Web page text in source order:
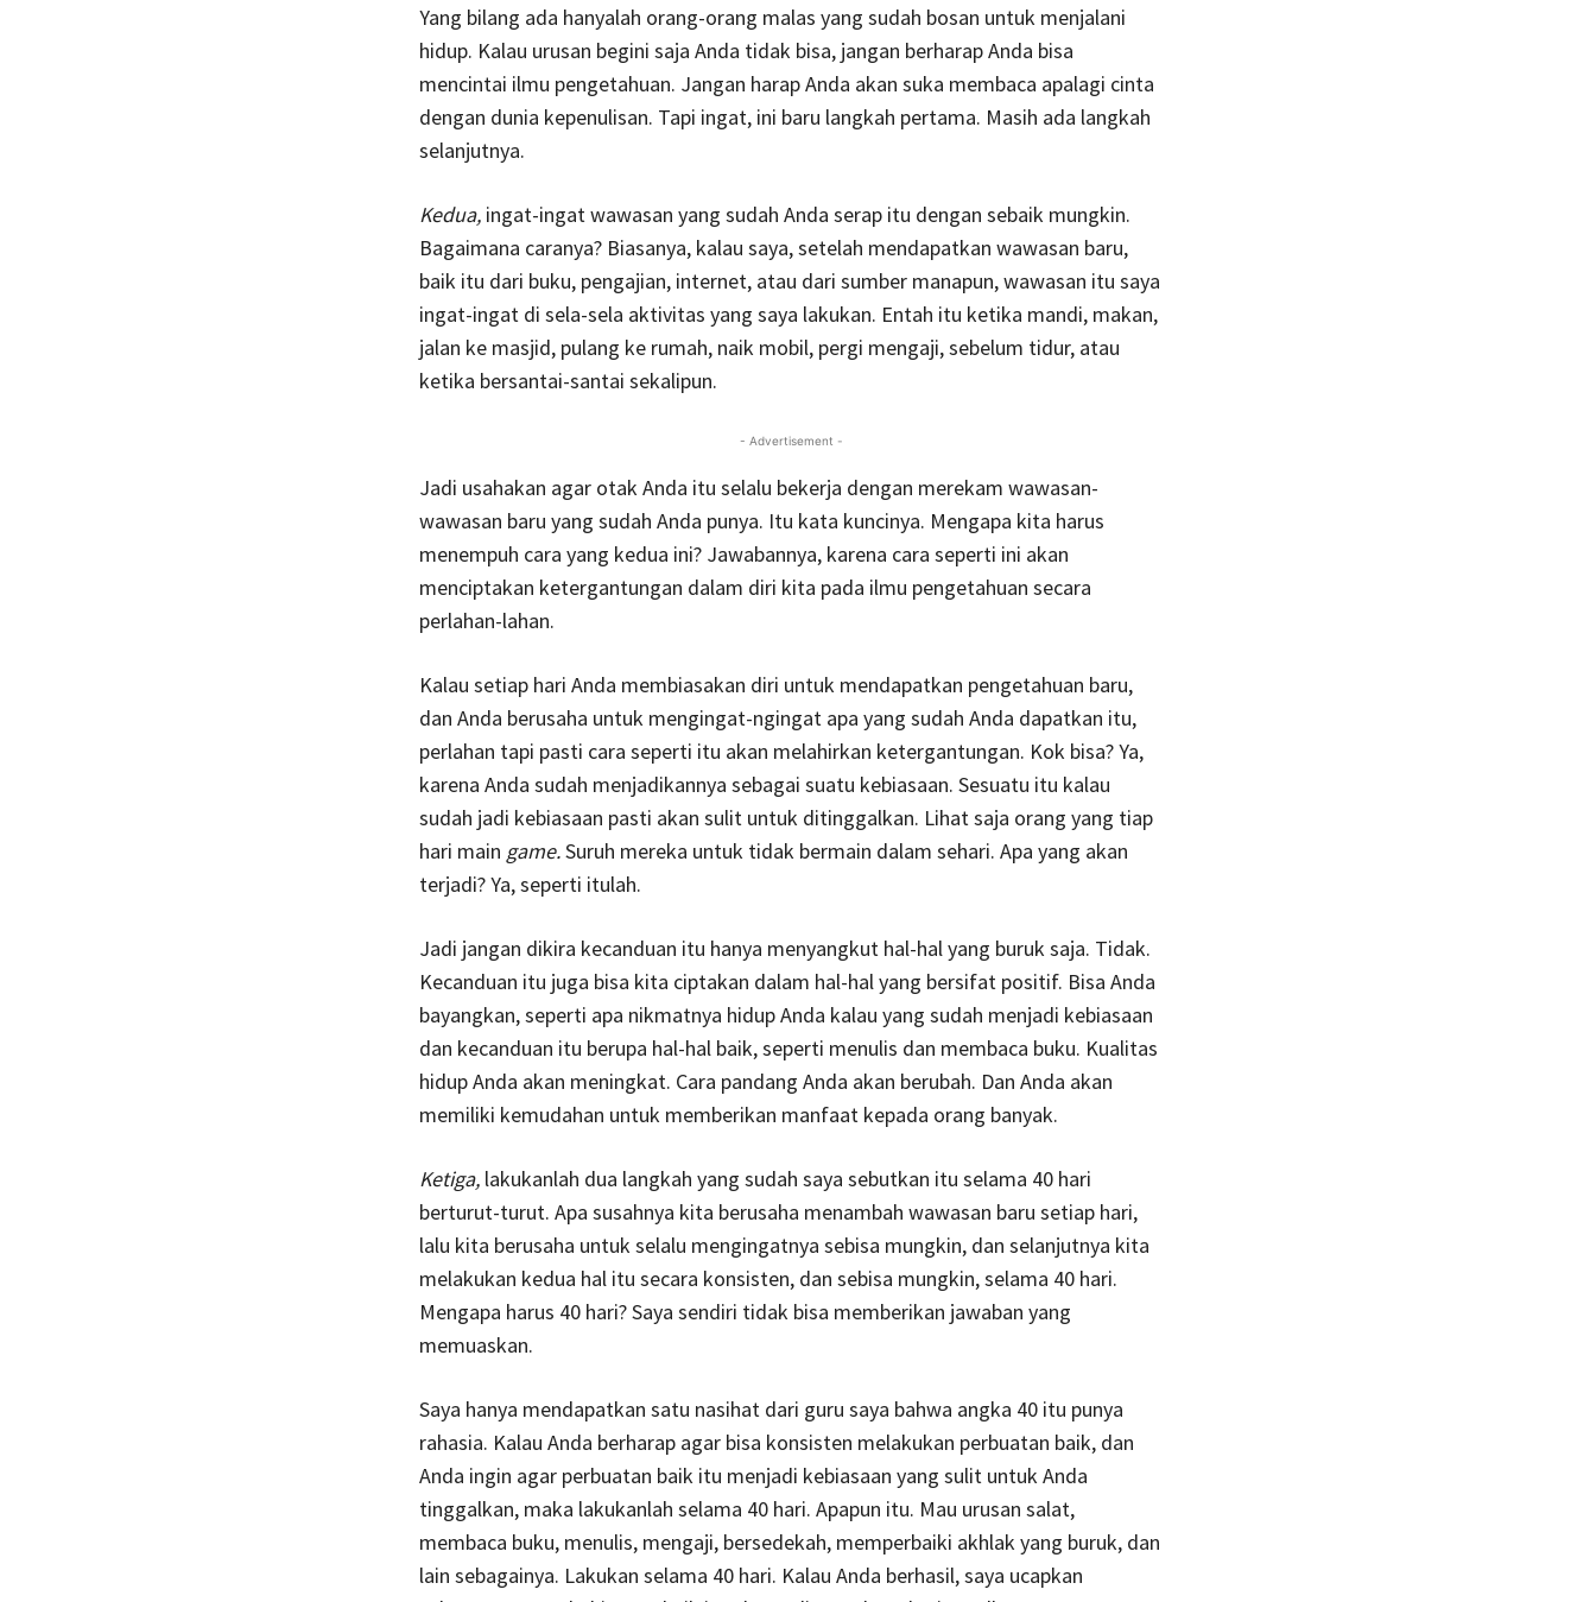
Yang bilang ada hanyalah orang-orang malas yang sudah bosan untuk menjalani
hidup. Kalau urusan begini saja Anda tidak bisa, jangan berharap Anda bisa
mencintai ilmu pengetahuan. Jangan harap Anda akan suka membaca apalagi cinta
dengan dunia kepenulisan. Tapi ingat, ini baru langkah pertama. Masih ada langkah
selanjutnya.
Kedua,ingat-ingat wawasan yang sudah Anda serap itu dengan sebaik mungkin.
Bagaimana caranya? Biasanya, kalau saya, setelah mendapatkan wawasan baru,
baik itu dari buku, pengajian, internet, atau dari sumber manapun, wawasan itu saya
ingat-ingat di sela-sela aktivitas yang saya lakukan. Entah itu ketika mandi, makan,
jalan ke masjid, pulang ke rumah, naik mobil, pergi mengaji, sebelum tidur, atau
ketika bersantai-santai sekalipun.
- Advertisement -
Jadi usahakan agar otak Anda itu selalu bekerja dengan merekam wawasan-
wawasan baru yang sudah Anda punya. Itu kata kuncinya. Mengapa kita harus
menempuh cara yang kedua ini? Jawabannya, karena cara seperti ini akan
menciptakan ketergantungan dalam diri kita pada ilmu pengetahuan secara
perlahan-lahan.
Kalau setiap hari Anda membiasakan diri untuk mendapatkan pengetahuan baru,
dan Anda berusaha untuk mengingat-ngingat apa yang sudah Anda dapatkan itu,
perlahan tapi pasti cara seperti itu akan melahirkan ketergantungan. Kok bisa? Ya,
karena Anda sudah menjadikannya sebagai suatu kebiasaan. Sesuatu itu kalau
sudah jadi kebiasaan pasti akan sulit untuk ditinggalkan. Lihat saja orang yang tiap
hari main game.Suruh mereka untuk tidak bermain dalam sehari. Apa yang akan
terjadi? Ya, seperti itulah.
Jadi jangan dikira kecanduan itu hanya menyangkut hal-hal yang buruk saja. Tidak.
Kecanduan itu juga bisa kita ciptakan dalam hal-hal yang bersifat positif. Bisa Anda
bayangkan, seperti apa nikmatnya hidup Anda kalau yang sudah menjadi kebiasaan
dan kecanduan itu berupa hal-hal baik, seperti menulis dan membaca buku. Kualitas
hidup Anda akan meningkat. Cara pandang Anda akan berubah. Dan Anda akan
memiliki kemudahan untuk memberikan manfaat kepada orang banyak.
Ketiga,lakukanlah dua langkah yang sudah saya sebutkan itu selama 40 hari
berturut-turut. Apa susahnya kita berusaha menambah wawasan baru setiap hari,
lalu kita berusaha untuk selalu mengingatnya sebisa mungkin, dan selanjutnya kita
melakukan kedua hal itu secara konsisten, dan sebisa mungkin, selama 40 hari.
Mengapa harus 40 hari? Saya sendiri tidak bisa memberikan jawaban yang
memuaskan.
Saya hanya mendapatkan satu nasihat dari guru saya bahwa angka 40 itu punya
rahasia. Kalau Anda berharap agar bisa konsisten melakukan perbuatan baik, dan
Anda ingin agar perbuatan baik itu menjadi kebiasaan yang sulit untuk Anda
tinggalkan, maka lakukanlah selama 40 hari. Apapun itu. Mau urusan salat,
membaca buku, menulis, mengaji, bersedekah, memperbaiki akhlak yang buruk, dan
lain sebagainya. Lakukan selama 40 hari. Kalau Anda berhasil, saya ucapkan